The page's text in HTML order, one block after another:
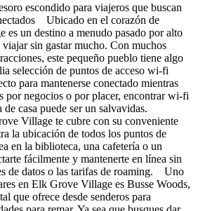
escondido para viajeros que buscan
Ubicado en el corazón de
un destino a menudo pasado por alto
sin gastar mucho. Con muchos
este pequeño pueblo tiene algo
selección de puntos de acceso wi-fi
para mantenerse conectado mientras
negocios o por placer, encontrar wi-fi
de casa puede ser un salvavidas.
Village te cubre con su conveniente
la ubicación de todos los puntos de
en la biblioteca, una cafetería o un
fácilmente y mantenerte en línea sin
de datos o las tarifas de roaming. Uno
en Elk Grove Village es Busse Woods,
que ofrece desde senderos para